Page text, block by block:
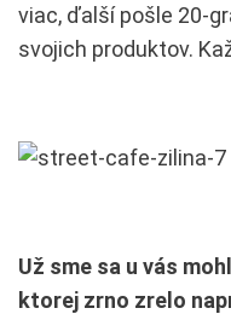
viac, ďalší pošle 20-
svojich produktov.
Už sme sa u vás
ktorej zrno zrelo